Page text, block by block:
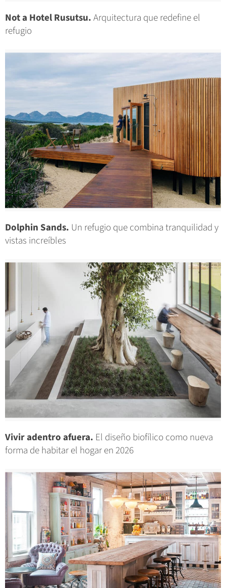
Not a Hotel Rusutsu.Arquitectura que redefine el
refugio
Dolphin Sands. Un refugio que combina tranquilidad y
vistas increíbles
Vivir adentro afuera. El diseño biofílico como nueva
forma de habitar el hogar en 2026